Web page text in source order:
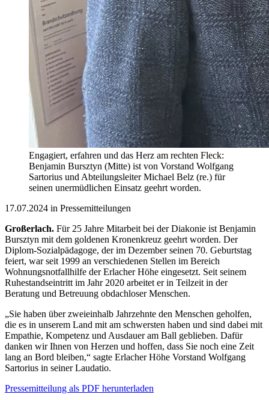
Engagiert, erfahren und das Herz am rechten Fleck:
Benjamin Bursztyn (Mitte) ist von Vorstand Wolfgang
Sartorius und Abteilungsleiter Michael Belz (re.) für
seinen unermüdlichen Einsatz geehrt worden.
17.07.2024 in Pressemitteilungen
Großerlach. Für 25 Jahre Mitarbeit bei der Diakonie ist Benjamin
Bursztyn mit dem goldenen Kronenkreuz geehrt worden. Der
Diplom-Sozialpädagoge, der im Dezember seinen 70. Geburtstag
feiert, war seit 1999 an verschiedenen Stellen im Bereich
Wohnungsnotfallhilfe der Erlacher Höhe eingesetzt. Seit seinem
Ruhestandseintritt im Jahr 2020 arbeitet er in Teilzeit in der
Beratung und Betreuung obdachloser Menschen.
„Sie haben über zweieinhalb Jahrzehnte den Menschen geholfen,
die es in unserem Land mit am schwersten haben und sind dabei mit
Empathie, Kompetenz und Ausdauer am Ball geblieben. Dafür
danken wir Ihnen von Herzen und hoffen, dass Sie noch eine Zeit
lang an Bord bleiben,“ sagte Erlacher Höhe Vorstand Wolfgang
Sartorius in seiner Laudatio.
Pressemitteilung als PDF herunterladen